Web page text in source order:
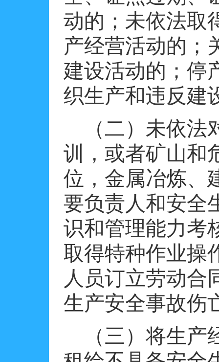
动的；未依法取
产经营活动的；
建设活动的；停
织生产和违反建
（二）未依
训，或者矿山和
位，金属冶炼、
要负责人和安全
识和管理能力考
取得特种作业操
人员订立劳动合
生产安全事故伤
（三）将生